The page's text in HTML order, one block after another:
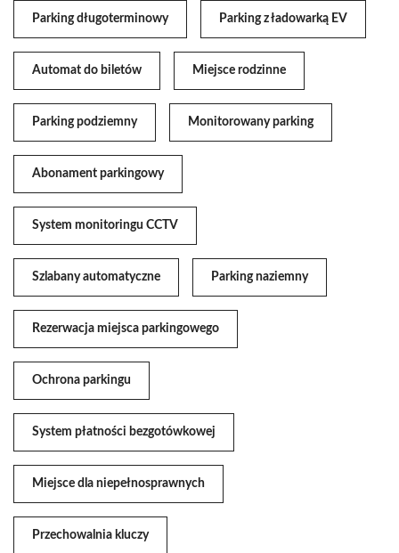
Parking długoterminowy Parking z ładowarką EV
Automat do biletów Miejsce rodzinne
Parking podziemny Monitorowany parking
Abonament parkingowy
System monitoringu CCTV
Szlabany automatyczne Parking naziemny
Rezerwacja miejsca parkingowego
Ochrona parkingu
System płatności bezgotówkowej
Miejsce dla niepełnosprawnych
Przechowalnia kluczy